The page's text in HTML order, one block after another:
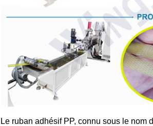
Le ruban adhésif PP, connu sous le nom